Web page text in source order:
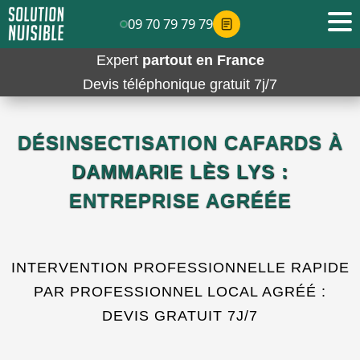
Expert partout en France
Devis téléphonique gratuit 7j/7
DÉSINSECTISATION CAFARDS À
DAMMARIE LÈS LYS :
ENTREPRISE AGRÉÉE
INTERVENTION PROFESSIONNELLE RAPIDE
PAR PROFESSIONNEL LOCAL AGRÉÉ :
DEVIS GRATUIT 7J/7
09 70 79 79 79